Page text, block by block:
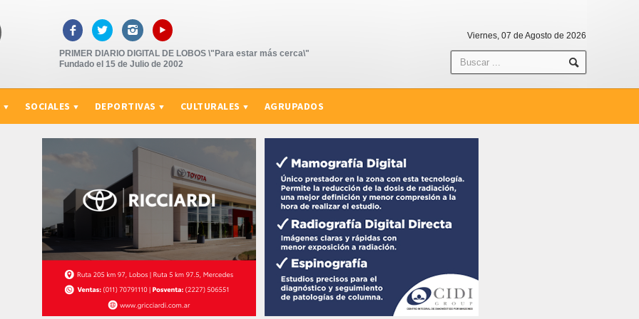
   ▸
PRIMER DIARIO DIGITAL DE LOBOS \"Para estar más cerca\"
Fundado el 15 de Julio de 2002
Viernes, 07 de Agosto de 2026
SOCIALES DEPORTIVAS CULTURALES AGRUPADOS